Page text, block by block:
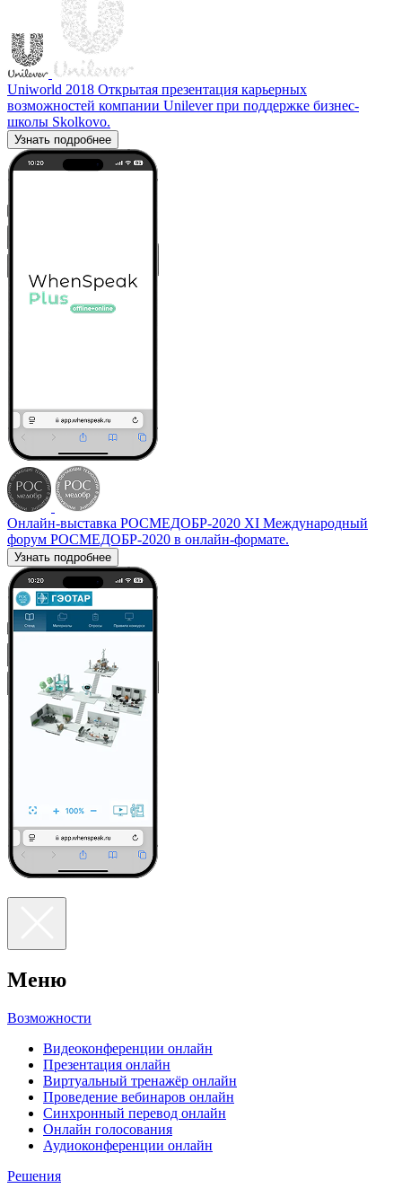
Uniworld 2018 Открытая презентация карьерных
возможностей компании Unilever при поддержке бизнес-
школы Skolkovo.
Узнать подробнее
Онлайн-выставка РОСМЕДОБР-2020 XI Международный
форум РОСМЕДОБР-2020 в онлайн-формате.
Узнать подробнее
Меню
Возможности
Видеоконференции онлайн
Презентация онлайн
Виртуальный тренажёр онлайн
Проведение вебинаров онлайн
Синхронный перевод онлайн
Онлайн голосования
Аудиоконференции онлайн
Решения